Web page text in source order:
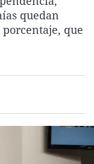
La rosa de los vientos
viajera
Caso
Viuda
Extremadura
Viralesquedan
que